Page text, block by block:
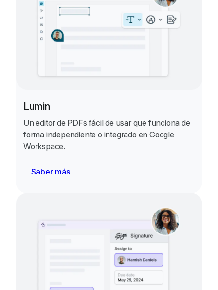
Lumin
Un editor de PDFs fácil de usar que funciona de
forma independiente o integrado en Google
Workspace.
Saber más